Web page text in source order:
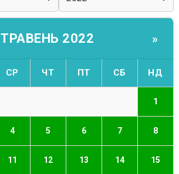
ТРАВЕНЬ 2022 »
СР ЧТ ПТ СБ НД
1
4 5 6 7 8
11 12 13 14 15